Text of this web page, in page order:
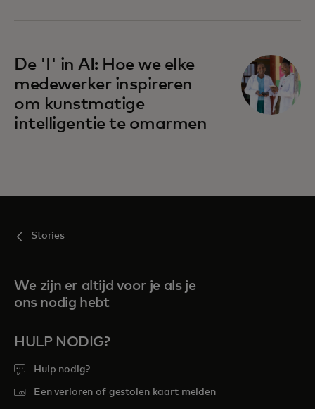
De 'I' in AI: Hoe we elke
medewerker inspireren
om kunstmatige
intelligentie te omarmen
Stories
We zijn er altijd voor je als je
ons nodig hebt
HULP NODIG?
Hulp nodig?
Een verloren of gestolen kaart melden